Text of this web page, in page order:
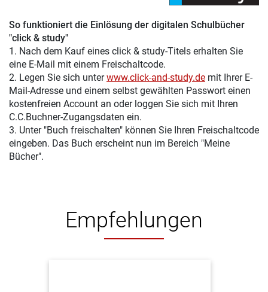
So funktioniert die Einlösung der digitalen Schulbücher
"click & study"
1. Nach dem Kauf eines click & study-Titels erhalten Sie
eine E-Mail mit einem Freischaltcode.
2. Legen Sie sich unterwww.click-and-study.de mit Ihrer E-
Mail-Adresse und einem selbst gewählten Passwort einen
kostenfreien Account an oder loggen Sie sich mit Ihren
C.C.Buchner-Zugangsdaten ein.
3. Unter "Buch freischalten" können Sie Ihren Freischaltcode
eingeben. Das Buch erscheint nun im Bereich "Meine
Bücher".
Empfehlungen